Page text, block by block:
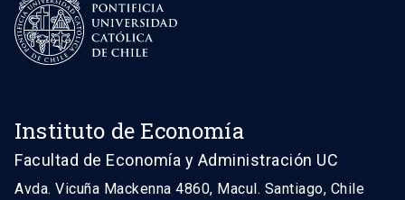
Instituto de Economía
Facultad de Economía y Administración UC
Avda. Vicuña Mackenna 4860, Macul. Santiago, Chile